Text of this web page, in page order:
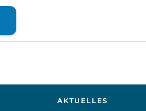
AKTUELLES